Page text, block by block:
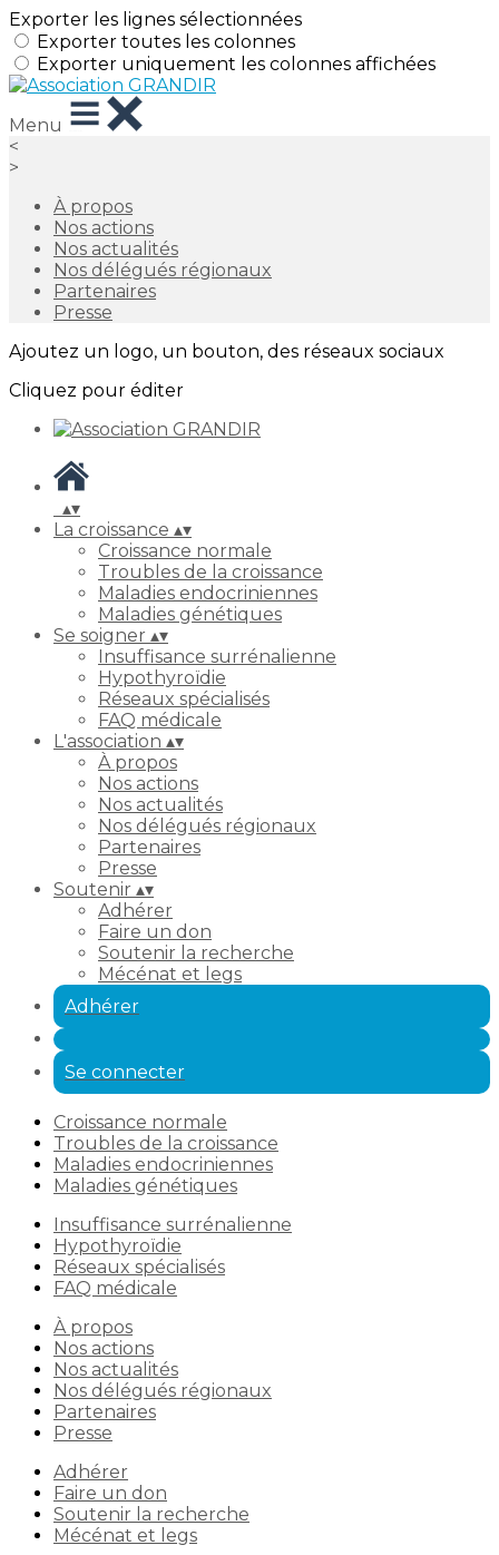
Exporter les lignes sélectionnées
Exporter toutes les colonnes
Exporter uniquement les colonnes affichées
Menu
<
>
À propos
Nos actions
Nos actualités
Nos délégués régionaux
Partenaires
Presse
Ajoutez un logo, un bouton, des réseaux sociaux
Cliquez pour éditer
▴▾
La croissance ▴▾
Croissance normale
Troubles de la croissance
Maladies endocriniennes
Maladies génétiques
Se soigner ▴▾
Insuffisance surrénalienne
Hypothyroïdie
Réseaux spécialisés
FAQ médicale
L'association ▴▾
À propos
Nos actions
Nos actualités
Nos délégués régionaux
Partenaires
Presse
Soutenir ▴▾
Adhérer
Faire un don
Soutenir la recherche
Mécénat et legs
Adhérer
Se connecter
Croissance normale
Troubles de la croissance
Maladies endocriniennes
Maladies génétiques
Insuffisance surrénalienne
Hypothyroïdie
Réseaux spécialisés
FAQ médicale
À propos
Nos actions
Nos actualités
Nos délégués régionaux
Partenaires
Presse
Adhérer
Faire un don
Soutenir la recherche
Mécénat et legs